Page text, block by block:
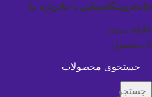
خانهفروشگاهتماس با مادرباره ما
علاقه مندی
0 محصول
جستجو